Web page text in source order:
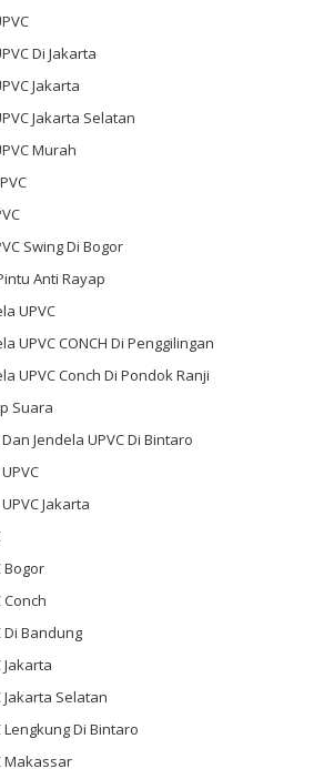
Di Jakarta
Jakarta
Jakarta Selatan
Murah
Swing Di Bogor
Anti Rayap
UPVC
UPVC CONCH Di Penggilingan
UPVC Conch Di Pondok Ranji
Suara
Jendela UPVC Di Bintaro
Jakarta
Bogor
Conch
Di Bandung
Jakarta
Jakarta Selatan
Lengkung Di Bintaro
Makassar